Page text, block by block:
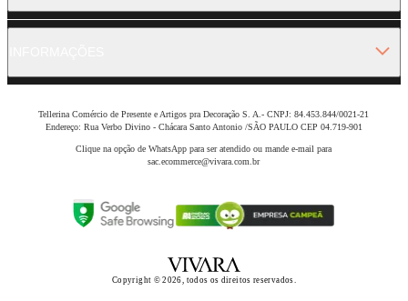
Tellerina Comércio de Presente e Artigos pra Decoração S. A.- CNPJ: 84.453.844/0021-21
Endereço: Rua Verbo Divino - Chácara Santo Antonio /SÃO PAULO CEP 04.719-901
Clique na opção de WhatsApp para ser atendido ou mande e-mail para
sac.ecommerce@vivara.com.br
Copyright © 2026, todos os direitos reservados.